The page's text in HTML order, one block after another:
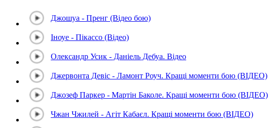
Джошуа - Пренг (Відео бою)
Іноуе - Пікассо (Відео)
Олександр Усик - Даніель Дебуа. Відео
Джервонта Девіс - Ламонт Роуч. Кращі моменти бою (ВІДЕО)
Джозеф Паркер - Мартін Баколе. Кращі моменти бою (ВІДЕО)
Чжан Чжилей - Агіт Кабаєл. Кращі моменти бою (ВІДЕО)